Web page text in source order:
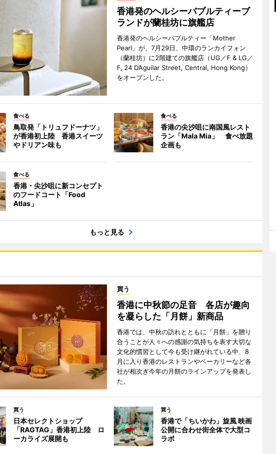
香港発のヘルシーバブルティーブ
ランドが蘭桂坊に旗艦店
香港発のヘルシーバブルティー「Mother
Pearl」が、7月29日、中環のランカイフォン
（蘭桂坊）に2階建ての旗艦店（UG／F & LG／
F, 24 D’Aguilar Street, Central, Hong Kong）
をオープンした。
食べる
鳥取発「トリュフドーナツ」
が香港初上陸 香港スイーツ
やドリアン味も
食べる
香港の尖沙咀に南国風レスト
ラン「Mala Mia」 食べ放題
企画も
食べる
香港・尖沙咀に新コンセプト
のフードコート「Food
Atlas」
もっと見る
買う
香港に中秋節の足音 各店が趣向
を凝らした「月餅」新商品
香港では、中秋の訪れとともに「月餅」を贈り
合うことが人々への感謝の気持ちを表す大切な
文化的慣習として今も受け継がれている中、8
月に入り香港のレストランやベーカリーなど各
社が相次ぎ今年の月餅のラインアップを発表し
た。
買う
日本セレクトショップ
「RAGTAG」香港初上陸 ロ
ーカライズ展開も
買う
香港で「ちいかわ」旋風 映画
公開に合わせ街全体で大型コ
ラボ